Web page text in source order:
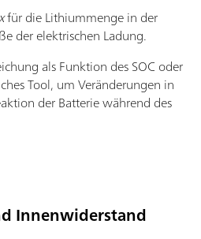
für die Lithiummenge in der
der elektrischen Ladung.
als Funktion des SOC oder
Tool, um Veränderungen in
der Batterie während des
Innenwiderstand